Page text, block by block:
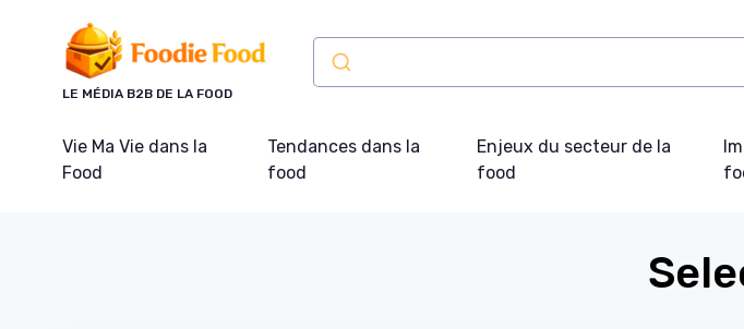
LE MÉDIA B2B DE LA FOOD
Vie Ma Vie dans la
Food
Tendances dans la
food
Enjeux du secteur de la
food